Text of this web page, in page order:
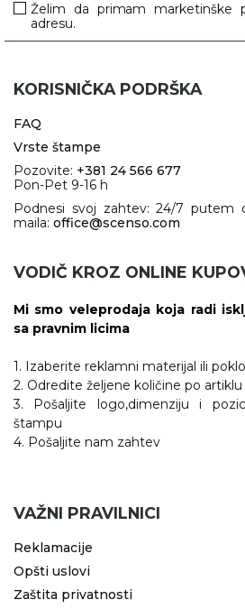
Želim da primam marketinške
adresu.
KORISNIČKA PODRŠKA
FAQ
Vrste štampe
Pozovite: +381 24 566 677
Pon-Pet 9-16 h
Podnesi svoj zahtev: 24/7 putem
maila: office@scenso.com
VODIČ KROZ ONLINE
Mi smo veleprodaja koja radi
sa pravnim licima
1. Izaberite reklamni materijal ili
2. Odredite željene količine po artiklu
3. Pošaljite logo,dimenziju i
štampu
4. Pošaljite nam zahtev
VAŽNI PRAVILNICI
Reklamacije
Opšti uslovi
Zaštita privatnosti